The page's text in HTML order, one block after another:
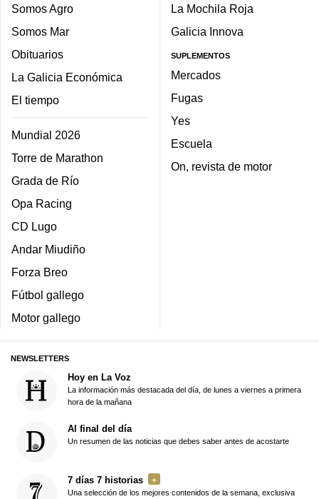
Somos Agro
Somos Mar
Obituarios
La Galicia Económica
El tiempo
Mundial 2026
Torre de Marathon
Grada de Río
Opa Racing
CD Lugo
Andar Miudiño
Forza Breo
Fútbol gallego
Motor gallego
La Mochila Roja
Galicia Innova
SUPLEMENTOS
Mercados
Fugas
Yes
Escuela
On, revista de motor
NEWSLETTERS
Hoy en La Voz
La información más destacada del día, de lunes a viernes a primera
hora de la mañana
Al final del día
Un resumen de las noticias que debes saber antes de acostarte
7 días 7 historias
Una selección de los mejores contenidos de la semana, exclusiva